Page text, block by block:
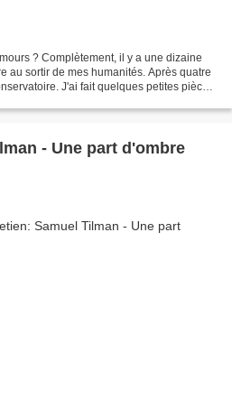
? Complètement, il y a une dizaine
au sortir de mes humanités. Après quatre
J'ai fait quelques petites pièces
- Une part d'ombre